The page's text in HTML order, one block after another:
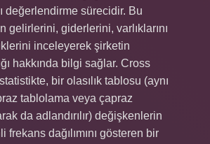
değerlendirme sürecidir. Bu
gelirlerini, giderlerini, varlıklarını
inceleyerek şirketin
hakkında bilgi sağlar. Cross
bir olasılık tablosu (aynı
tablolama veya çapraz
da adlandırılır) değişkenlerin
frekans dağılımını gösteren bir